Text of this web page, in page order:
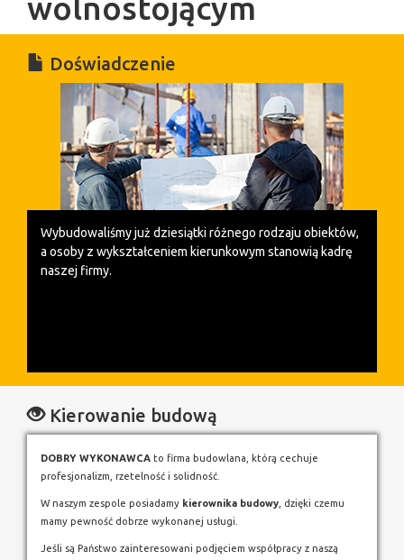
wolnostojącym
Doświadczenie
Wybudowaliśmy już dziesiątki różnego rodzaju obiektów,
a osoby z wykształceniem kierunkowym stanowią kadrę
naszej firmy.
Kierowanie budową
DOBRY WYKONAWCA to firma budowlana, którą cechuje
profesjonalizm, rzetelność i solidność.
W naszym zespole posiadamy kierownika budowy , dzięki czemu
mamy pewność dobrze wykonanej usługi.
Jeśli są Państwo zainteresowani podjęciem współpracy z naszą